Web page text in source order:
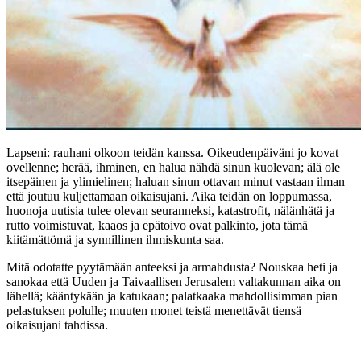
Lapseni: rauhani olkoon teidän kanssa. Oikeudenpäiväni jo kovat
ovellenne; herää, ihminen, en halua nähdä sinun kuolevan; älä ole
itsepäinen ja ylimielinen; haluan sinun ottavan minut vastaan ilman
että joutuu kuljettamaan oikaisujani. Aika teidän on loppumassa,
huonoja uutisia tulee olevan seuranneksi, katastrofit, nälänhätä ja
rutto voimistuvat, kaaos ja epätoivo ovat palkinto, jota tämä
kiitämättömä ja synnillinen ihmiskunta saa.
Mitä odotatte pyytämään anteeksi ja armahdusta? Nouskaa heti ja
sanokaa että Uuden ja Taivaallisen Jerusalem valtakunnan aika on
lähellä; kääntykään ja katukaan; palatkaaka mahdollisimman pian
pelastuksen polulle; muuten monet teistä menettävät tiensä
oikaisujani tahdissa.